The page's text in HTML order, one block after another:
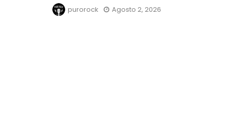
purorock Agosto 2, 2026